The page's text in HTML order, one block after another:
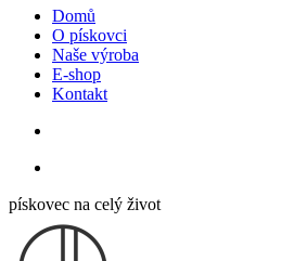
Domů
O pískovci
Naše výroba
E-shop
Kontakt
pískovec na celý život